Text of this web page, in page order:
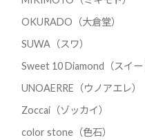
OKURADO（大倉堂）
SUWA（スワ）
Sweet 10 Diamond（スイー
UNOAERRE（ウノアエレ）
Zoccai（ゾッカイ）
color stone（色石）